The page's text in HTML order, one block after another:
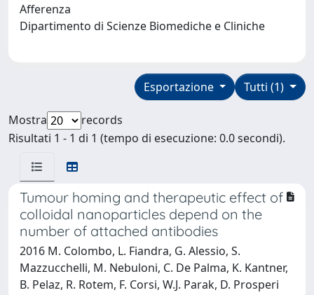
Afferenza
Dipartimento di Scienze Biomediche e Cliniche
Tutti (1)
Esportazione
Mostra
records
Risultati 1 - 1 di 1 (tempo di esecuzione: 0.0 secondi).
Tumour homing and therapeutic effect of
colloidal nanoparticles depend on the
number of attached antibodies
2016 M. Colombo, L. Fiandra, G. Alessio, S.
Mazzucchelli, M. Nebuloni, C. De Palma, K. Kantner,
B. Pelaz, R. Rotem, F. Corsi, W.J. Parak, D. Prosperi